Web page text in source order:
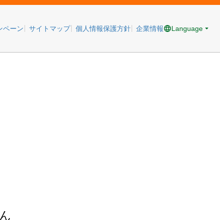
ペーン サイトマップ 個人情報保護方針 企業情報 Language